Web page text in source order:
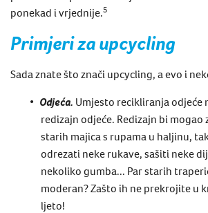
ponekad i vrjednije.5
Primjeri zaupcycling
Sada znate što znači upcycling, a evo i
Odjeća. Umjesto recikliranja odjeće
redizajn odjeće. Redizajn bi
starih majica s rupama u haljinu,
odrezati neke rukave, sašiti neke
nekoliko gumba... Par starih
moderan? Zašto ih ne prekrojite u
ljeto!